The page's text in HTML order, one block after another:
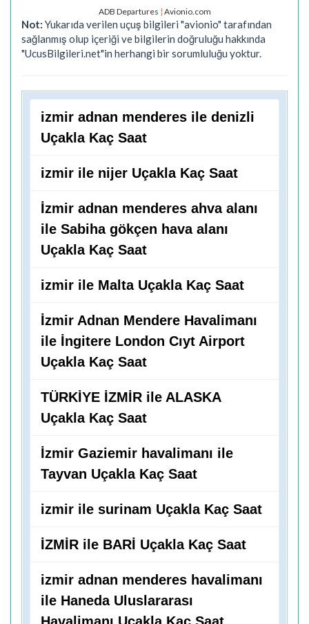
ADB Departures ¦ Avionio.com
Not: Yukarıda verilen uçuş bilgileri "avionio" tarafından
sağlanmış olup içeriği ve bilgilerin doğruluğu hakkında
"UcusBilgileri.net"in herhangi bir sorumluluğu yoktur.
izmir adnan menderes ile denizli
Uçakla Kaç Saat
izmir ile nijer Uçakla Kaç Saat
İzmir adnan menderes ahva alanı
ile Sabiha gökçen hava alanı
Uçakla Kaç Saat
izmir ile Malta Uçakla Kaç Saat
İzmir Adnan Mendere Havalimanı
ile İngitere London Cıyt Airport
Uçakla Kaç Saat
TÜRKİYE İZMİR ile ALASKA
Uçakla Kaç Saat
İzmir Gaziemir havalimanı ile
Tayvan Uçakla Kaç Saat
izmir ile surinam Uçakla Kaç Saat
İZMİR ile BARİ Uçakla Kaç Saat
izmir adnan menderes havalimanı
ile Haneda Uluslararası
Havalimanı Uçakla Kaç Saat